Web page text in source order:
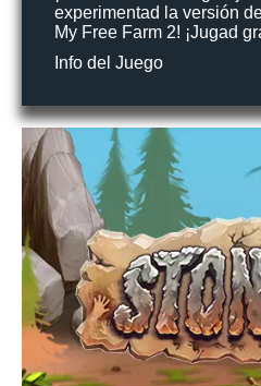
experimentad la versión
My Free Farm 2! ¡Jugad
Info del Juego